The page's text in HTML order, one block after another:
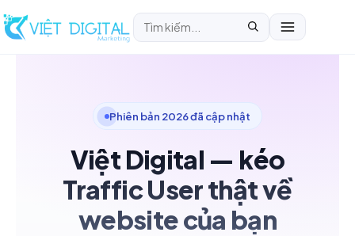
Phiên bản 2026 đã cập nhật
Việt Digital — kéo
Traffic User thật về
website của bạn